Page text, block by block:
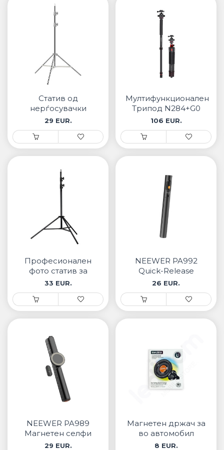
Статив од
нерѓосувачки
челик ST-190SS
29 EUR.
Мултифункционален
Трипод N284+G0
106 EUR.
Професионален
фото статив за
осветлување ST-
260HQ
33 EUR.
NEEWER PA992
Quick-Release
Селфи Стик
26 EUR.
NEEWER PA989
Магнетен селфи
стик
29 EUR.
Магнетен држач за
во автомобил
8 EUR.